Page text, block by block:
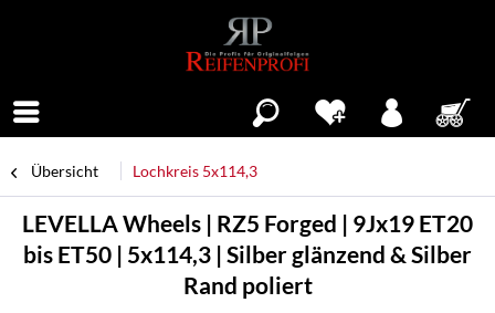
Übersicht Lochkreis 5x114,3
LEVELLA Wheels | RZ5 Forged | 9Jx19 ET20
bis ET50 | 5x114,3 | Silber glänzend & Silber
Rand poliert